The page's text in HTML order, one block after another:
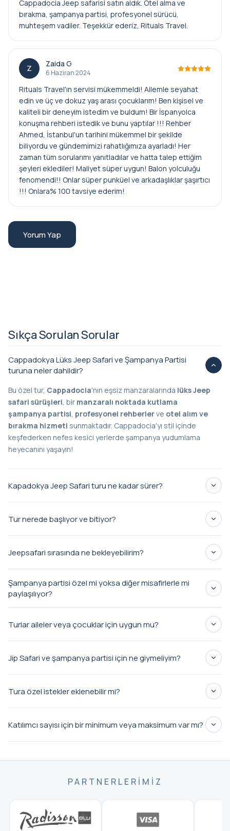
Cappadocia Jeep safarisi satın aldık. Otel alma ve
bırakma, şampanya partisi, profesyonel sürücü,
muhteşem vadiler. Teşekkür ederiz, Rituals Travel.
Z Zaida G
6 Haziran 2024
Rituals Travel'ın servisi mükemmeldi! Ailemle seyahat
edin ve üç ve dokuz yaş arası çocuklarım! Ben kişisel ve
kaliteli bir deneyim istedim ve buldum! Bir İspanyolca
konuşma rehberi istedik ve bunu yaptılar !!! Rehber
Ahmed, İstanbul'un tarihini mükemmel bir şekilde
biliyordu ve gündemimizi rahatlığımıza ayarladı! Her
zaman tüm sorularımı yanıtladılar ve hatta talep ettiğim
şeyleri eklediler! Maliyet süper uygun! Balon yolculuğu
fenomendi!! Onlar süper punküel ve arkadaşlıklar şaşırtıcı
!!! Onlara% 100 tavsiye ederim!
Yorum Yap
Sıkça Sorulan Sorular
Cappadokya Lüks Jeep Safari ve Şampanya Partisi
turuna neler dahildir?
Bu özel tur, Cappadocia'nın eşsiz manzaralarında lüks Jeep
safari sürüşleri, bir manzaralı noktada kutlama
şampanya partisi, profesyonel rehberlerve otel alım ve
bırakma hizmeti sunmaktadır. Cappadocia'yı stil içinde
keşfederken nefes kesici yerlerde şampanya yudumlama
heyecanını yaşayın!
Kapadokya Jeep Safari turu ne kadar sürer?
Tur nerede başlıyor ve bitiyor?
Jeepsafari sırasında ne bekleyebilirim?
kaya oluşumlarını
şampanya kadeh kaldırma
Şampanya partisi özel mi yoksa diğer misafirlerle mi
paylaşılıyor?
Turlar aileler veya çocuklar için uygun mu?
Jip Safari ve şampanya partisi için ne giymeliyim?
ayakkabılar
Tura özel istekler eklenebilir mi?
Katılımcı sayısı için bir minimum veya maksimum var mı?
PARTNERLERIMIZ